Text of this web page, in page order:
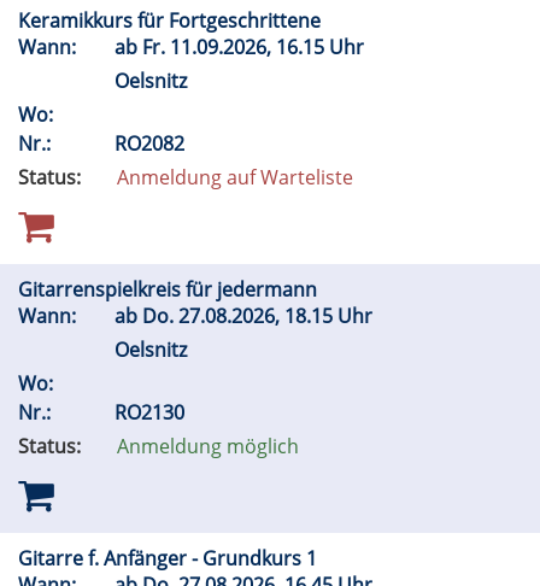
Keramikkurs für Fortgeschrittene
Wann:
ab Fr. 11.09.2026, 16.15 Uhr
Oelsnitz
Wo:
Nr.:
RO2082
Status:
Anmeldung auf Warteliste
Gitarrenspielkreis für jedermann
Wann:
ab Do.27.08.2026, 18.15 Uhr
Oelsnitz
Wo:
Nr.:
RO2130
Status:
Anmeldung möglich
Gitarre f. Anfänger - Grundkurs 1